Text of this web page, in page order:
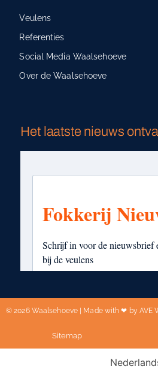
Veulens
Referenties
Social Media Waalsehoeve
Over de Waalsehoeve
Het laatste nieuws
© 2026 Waalsehoeve | Made with ❤ by AVE
Sitemap